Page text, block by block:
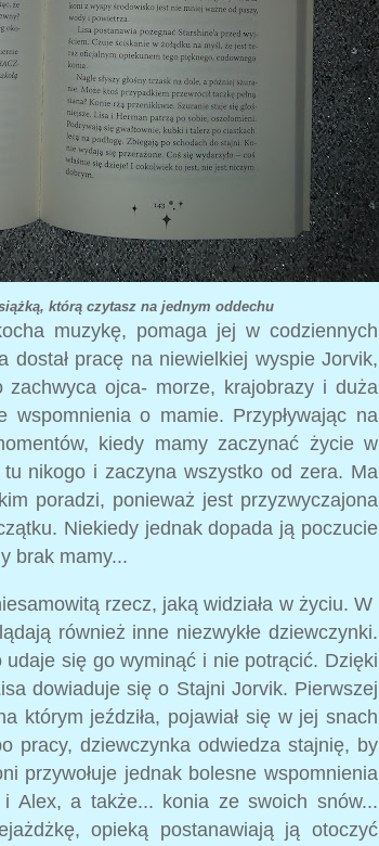
którą czytasz na jednym oddechu
muzykę, pomaga jej w codziennych
dostał pracę na niewielkiej wyspie Jorvik,
ojca- morze, krajobrazy i duża
wspomnienia o mamie. Przypływając na
kiedy mamy zaczynać życie w
nikogo i zaczyna wszystko od zera. Ma
poradzi, ponieważ jest przyzwyczajona
Niekiedy jednak dopada ją poczucie
brak mamy...
rzecz, jaką widziała w życiu. W
również inne niezwykłe dziewczynki.
się go wyminąć i nie potrącić. Dzięki
dowiaduje się o Stajni Jorvik. Pierwszej
którym jeździła, pojawiał się w jej snach
pracy, dziewczynka odwiedza stajnię, by
przywołuje jednak bolesne wspomnienia
Alex, a także... konia ze swoich snów...
opieką postanawiają ją otoczyć